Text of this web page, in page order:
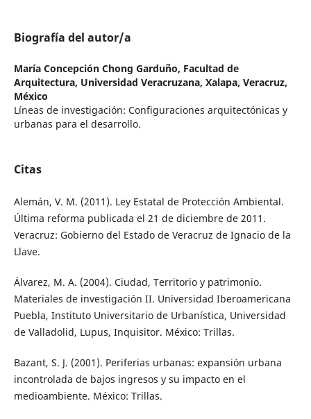
Biografía del autor/a
María Concepción Chong Garduño, Facultad de
Arquitectura, Universidad Veracruzana, Xalapa, Veracruz,
México
Líneas de investigación: Configuraciones arquitectónicas y
urbanas para el desarrollo.
Citas
Alemán, V. M. (2011). Ley Estatal de Protección Ambiental.
Última reforma publicada el 21 de diciembre de 2011.
Veracruz: Gobierno del Estado de Veracruz de Ignacio de la
Llave.
Álvarez, M. A. (2004). Ciudad, Territorio y patrimonio.
Materiales de investigación II. Universidad Iberoamericana
Puebla, Instituto Universitario de Urbanística, Universidad
de Valladolid, Lupus, Inquisitor. México: Trillas.
Bazant, S. J. (2001). Periferias urbanas: expansión urbana
incontrolada de bajos ingresos y su impacto en el
medioambiente. México: Trillas.